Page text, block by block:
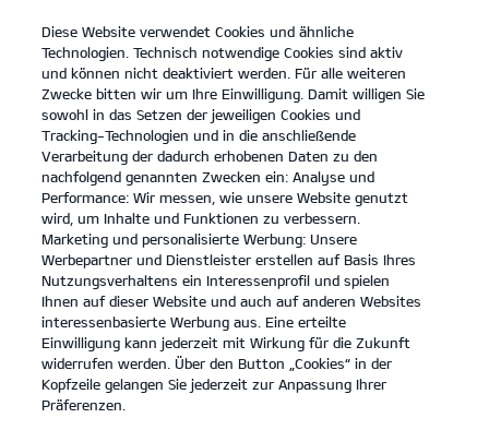
open
menu
KONTAKT
Der Kia EV9
Konfigurator
... ... DER KIA EV9
Der vollelektrische Kia
EV9.
Entdecke eine Welt voller
Möglichkeiten.
Diese Website verwendet Cookies und ähnliche
Technologien. Technisch notwendige Cookies sind aktiv
und können nicht deaktiviert werden. Für alle weiteren
Zwecke bitten wir um Ihre Einwilligung. Damit willigen Sie
sowohl in das Setzen der jeweiligen Cookies und
Tracking-Technologien und in die anschließende
Verarbeitung der dadurch erhobenen Daten zu den
nachfolgend genannten Zwecken ein: Analyse und
Performance: Wir messen, wie unsere Website genutzt
wird, um Inhalte und Funktionen zu verbessern.
Marketing und personalisierte Werbung: Unsere
Werbepartner und Dienstleister erstellen auf Basis Ihres
Nutzungsverhaltens ein Interessenprofil und spielen
Ihnen auf dieser Website und auch auf anderen Websites
interessenbasierte Werbung aus. Eine erteilte
Einwilligung kann jederzeit mit Wirkung für die Zukunft
widerrufen werden. Über den Button „Cookies“ in der
Kopfzeile gelangen Sie jederzeit zur Anpassung Ihrer
Präferenzen.